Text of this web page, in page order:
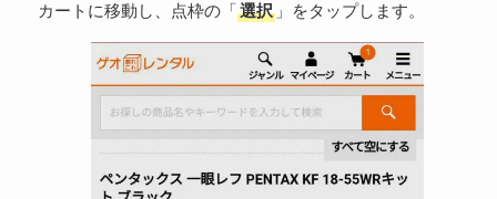
カートに移動し、点枠の「選択」をタップします。